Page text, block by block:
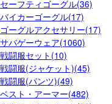
セーフティゴーグル(36)
バイカーゴーグル(17)
ゴーグルアクセサリー(17)
サバゲーウェア(1060)
戦闘服セット(10)
戦闘服(ジャケット)(45)
戦闘服(パンツ)(49)
ベスト・アーマー(482)